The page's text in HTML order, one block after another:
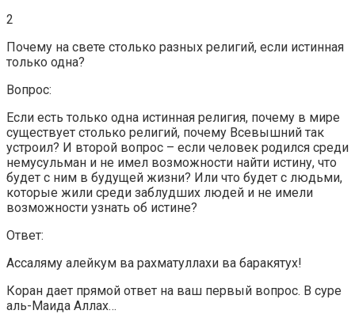
2
Почему на свете столько разных религий, если истинная
только одна?
Вопрос:
Если есть только одна истинная религия, почему в мире
существует столько религий, почему Всевышний так
устроил? И второй вопрос – если человек родился среди
немусульман и не имел возможности найти истину, что
будет с ним в будущей жизни? Или что будет с людьми,
которые жили среди заблудших людей и не имели
возможности узнать об истине?
Ответ:
Ассаляму алейкум ва рахматуллахи ва баракятух!
Коран дает прямой ответ на ваш первый вопрос. В суре
аль-Маида Аллах…